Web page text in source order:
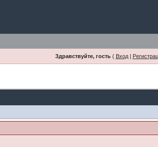
Здравствуйте, гость( Вход|